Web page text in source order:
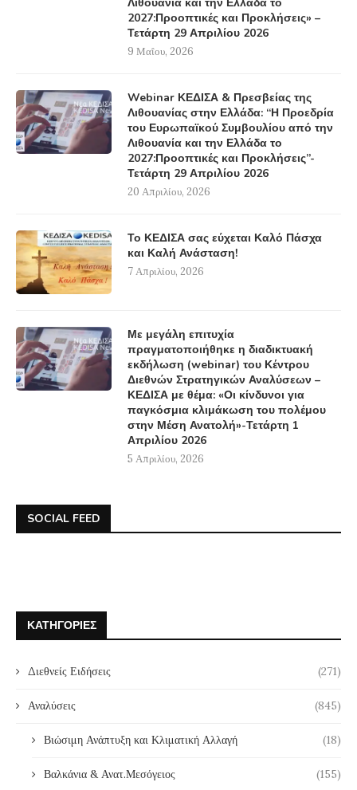
2027:Προοπτικές και Προκλήσεις» –
Τετάρτη 29 Απριλίου 2026
9 Μαΐου, 2026
Webinar ΚΕΔΙΣΑ & Πρεσβείας της
Λιθουανίας στην Ελλάδα: “Η Προεδρία
του Ευρωπαϊκού Συμβουλίου από την
Λιθουανία και την Ελλάδα το
2027:Προοπτικές και Προκλήσεις”-
Τετάρτη 29 Απριλίου 2026
20 Απριλίου, 2026
Το ΚΕΔΙΣΑ σας εύχεται Καλό Πάσχα
και Καλή Ανάσταση!
7 Απριλίου, 2026
Με μεγάλη επιτυχία
πραγματοποιήθηκε η διαδικτυακή
εκδήλωση (webinar) του Κέντρου
Διεθνών Στρατηγικών Αναλύσεων –
ΚΕΔΙΣΑ με θέμα: «Οι κίνδυνοι για
παγκόσμια κλιμάκωση του πολέμου
στην Μέση Ανατολή»-Τετάρτη 1
Απριλίου 2026
5 Απριλίου, 2026
SOCIAL FEED
ΚΑΤΗΓΟΡΊΕΣ
Διεθνείς Ειδήσεις (271)
Αναλύσεις (845)
Βιώσιμη Ανάπτυξη και Κλιματική Αλλαγή (18)
Βαλκάνια & Ανατ.Μεσόγειος (155)